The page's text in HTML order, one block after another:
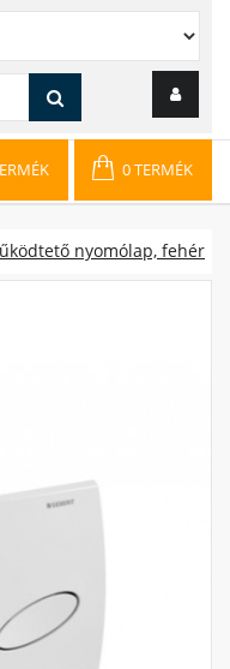
0 TERMÉK
nyomólap, fehér